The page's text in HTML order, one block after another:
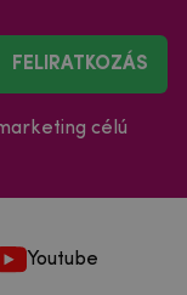
FELIRATKOZÁS
célú
Youtube